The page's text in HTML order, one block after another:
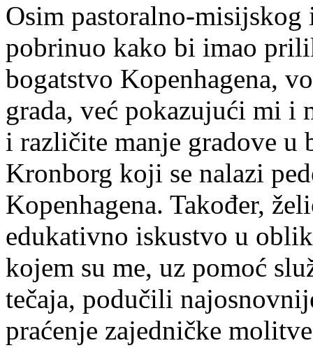
Osim pastoralno-misijskog
pobrinuo kako bi imao
bogatstvo Kopenhagena,
grada, već pokazujući mi i
i različite manje gradove u
Kronborg koji se nalazi
Kopenhagena. Također,
edukativno iskustvo u
kojem su me, uz pomoć
tečaja, podučili
praćenje zajedničke